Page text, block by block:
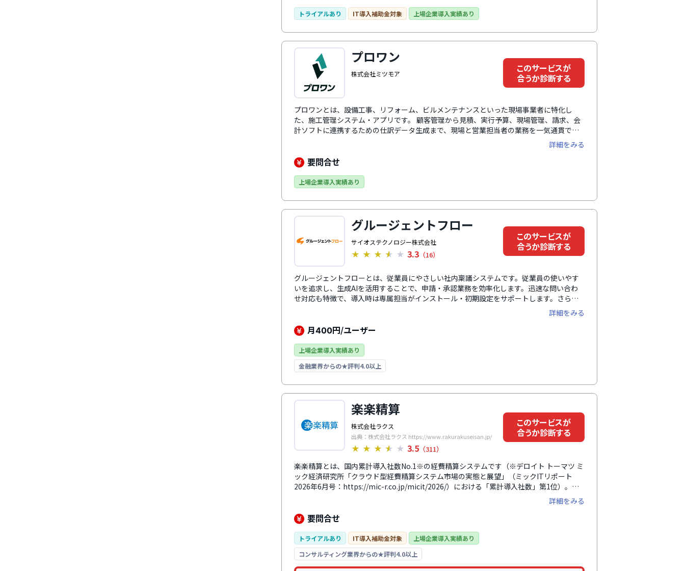
トライアルあり IT導入補助金対象 上場企業導入実績あり
プロワン
株式会社ミツモア
このサービスが
合うか診断する
プロワンとは、設備工事、リフォーム、ビルメンテナンスといった現場事業者に特化し
た、施工管理システム・アプリです。 顧客管理から見積、実行予算、現場管理、請求、会
計ソフトに連携するための仕訳データ生成まで、現場と営業担当者の業務を一気通貫でカ
バーします。業界特化ならではの業務フローと、エンタープライズにも対応できるカスタ
マイズ性を両立している点が特徴です。売上の最大化と事務工数の削減を同時に実現しま
す。
詳細をみる
要問合せ
上場企業導入実績あり
グルージェントフロー
サイオステクノロジー株式会社
★ ★ ★ ★ ★ 3.3 （16）
このサービスが
合うか診断する
グルージェントフローとは、従業員にやさしい社内稟議システムです。従業員の使いやす
いを追求し、生成AIを活用することで、申請・承認業務を効率化します。迅速な問い合わ
せ対応も特徴で、導入時は専属担当がインストール・初期設定をサポートします。さら
に、導入後は管理者向けステップアップセミナーの開催など、継続的に伴走・サポートし
詳細をみる
月400円/ユーザー
上場企業導入実績あり
金融業界からの★評判4.0以上
楽楽精算
株式会社ラクス
出典：株式会社ラクス https://www.rakurakuseisan.jp/
★ ★ ★ ★ ★ 3.5 （311）
このサービスが
合うか診断する
楽楽精算とは、国内累計導入社数No.1※の経費精算システムです（※デロイト トーマツ ミ
ック経済研究所「クラウド型経費精算システム市場の実態と展望」（ミックITリポート
2026年6月号：https://mic-r.co.jp/micit/2026/）における「累計導入社数」第1位）。特
に、自動化に特化しており、ICカード内のデータ読み込みによる交通費自動申請や申請時
点での自動仕訳機能、既存の会計ソフトに応じたフォーマットでの自動出力、銀行振込用
のFBデータの自動生成など、機能が充実しています。また、領収書を写真で撮影すること
で、自動的にデータ化・保存できるようになっています。機能の対象も、交通費だけでな
く交際費や旅費、出張費などカバーできる範囲が大きい点が特徴です。
詳細をみる
要問合せ
トライアルあり IT導入補助金対象
上場企業導入実績あり
コンサルティング業界からの★評判4.0以上